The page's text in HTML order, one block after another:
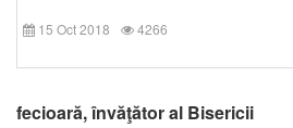
15 Oct 2018 4266
fecioară, învăţător al Bisericii